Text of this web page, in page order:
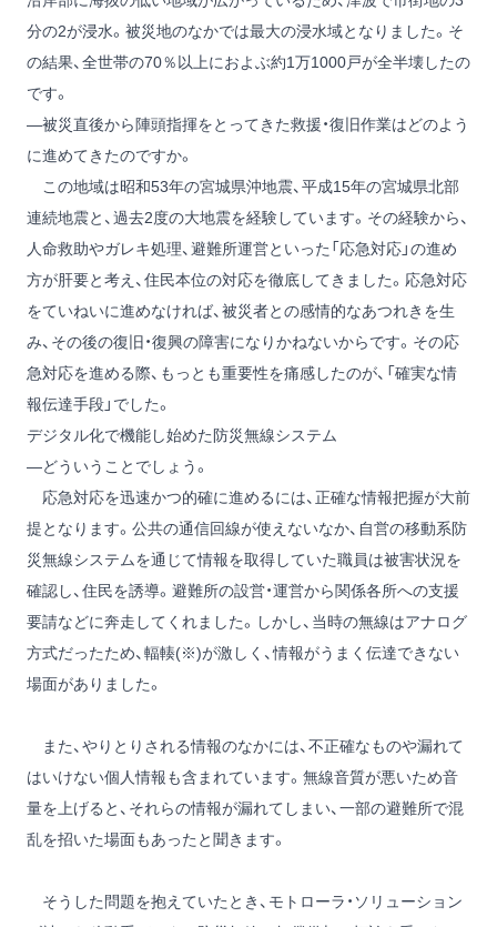
分の2が浸水。被災地のなかでは最大の浸水域となりました。そ
の結果、全世帯の70％以上におよぶ約1万1000戸が全半壊したの
です。
―被災直後から陣頭指揮をとってきた救援・復旧作業はどのよう
に進めてきたのですか。
この地域は昭和53年の宮城県沖地震、平成15年の宮城県北部
連続地震と、過去2度の大地震を経験しています。その経験から、
人命救助やガレキ処理、避難所運営といった「応急対応」の進め
方が肝要と考え、住民本位の対応を徹底してきました。応急対応
をていねいに進めなければ、被災者との感情的なあつれきを生
み、その後の復旧・復興の障害になりかねないからです。その応
急対応を進める際、もっとも重要性を痛感したのが、「確実な情
報伝達手段」でした。
デジタル化で機能し始めた防災無線システム
―どういうことでしょう。
応急対応を迅速かつ的確に進めるには、正確な情報把握が大前
提となります。公共の通信回線が使えないなか、自営の移動系防
災無線システムを通じて情報を取得していた職員は被害状況を
確認し、住民を誘導。避難所の設営・運営から関係各所への支援
要請などに奔走してくれました。しかし、当時の無線はアナログ
方式だったため、輻輳(※)が激しく、情報がうまく伝達できない
場面がありました。
また、やりとりされる情報のなかには、不正確なものや漏れて
はいけない個人情報も含まれています。無線音質が悪いため音
量を上げると、それらの情報が漏れてしまい、一部の避難所で混
乱を招いた場面もあったと聞きます。
そうした問題を抱えていたとき、モトローラ・ソリューション